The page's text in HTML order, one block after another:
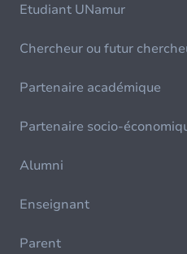
Etudiant UNamur
Chercheur ou futur
Partenaire académique
Partenaire socio-
Alumni
Enseignant
Parent